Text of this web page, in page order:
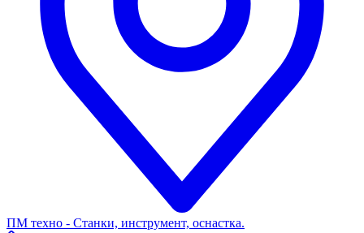
ПМ техно - Станки, инструмент, оснастка.